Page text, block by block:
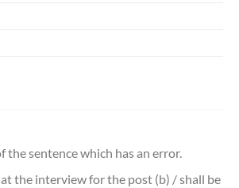
the sentence which has an error.
the interview for the post (b) / shall be